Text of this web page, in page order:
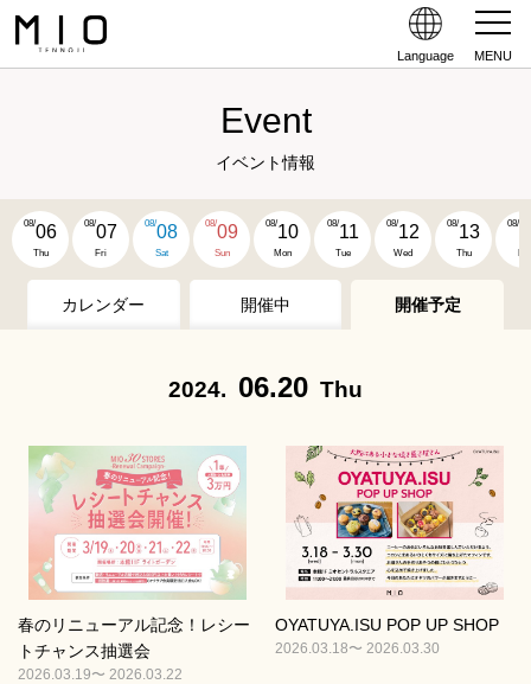
Language MENU
Event
イベント情報
08/06
Thu
08/07
Fri
08/08
Sat
08/09
Sun
08/10
Mon
08/11
Tue
08/12
Wed
08/13
Thu
08/
カレンダー 開催中 開催予定
2024. 06.20 Thu
春のリニューアル記念！レシー
トチャンス抽選会
2026.03.19〜 2026.03.22
OYATUYA.ISU POP UP SHOP
2026.03.18〜 2026.03.30